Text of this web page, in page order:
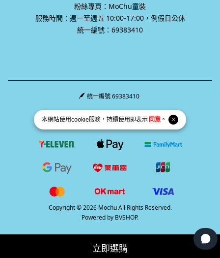
本網站使用cookie服務，持續使用即表示同意 。
立即選購
粉絲專頁：MoChu童裝
服務時間：週一至週五 10:00-17:00，例假日公休
統一編號：69383410
統一編號 69383410
Facebook pageInstagram page
Line page
Copyright © 2026 Mochu All Rights Reserved.
Powered by BVSHOP.